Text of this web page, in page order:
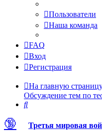
Пользователи
Наша команда
FAQ
Вход
Регистрация
На главную
Обсуждение тем по
Поиск
🔞 Третья мировая